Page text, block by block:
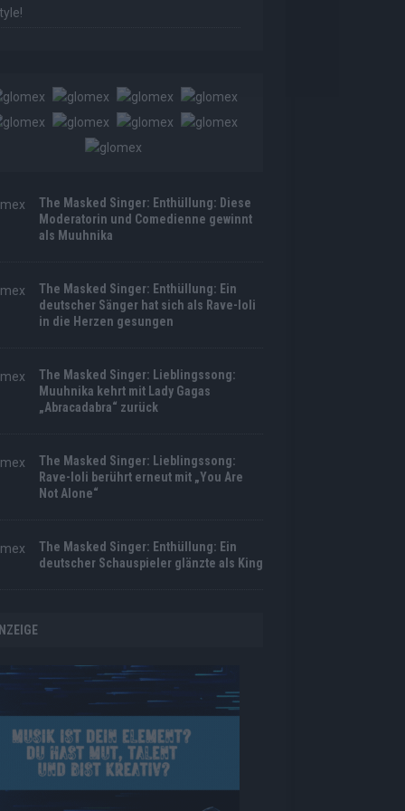
The Masked Singer: Enthüllung: Diese
Moderatorin und Comedienne gewinnt
als Muuhnika
The Masked Singer: Enthüllung: Ein
deutscher Sänger hat sich als Rave-Ioli
in die Herzen gesungen
The Masked Singer: Lieblingssong:
Muuhnika kehrt mit Lady Gagas
„Abracadabra“ zurück
The Masked Singer: Lieblingssong:
Rave-Ioli berührt erneut mit „You Are
Not Alone“
The Masked Singer: Enthüllung: Ein
deutscher Schauspieler glänzte als King